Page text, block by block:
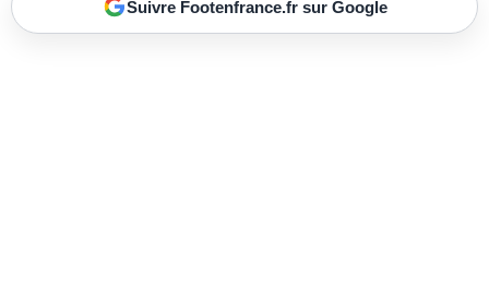
Suivre Footenfrance.fr sur Google